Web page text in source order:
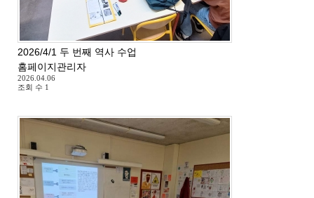
2026/4/1 두 번째 역사 수업
홈페이지관리자
2026.04.06
조회 수 1